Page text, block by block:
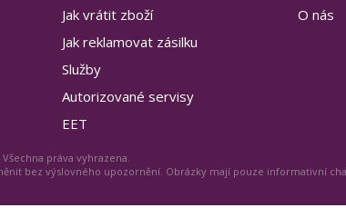
Jak vrátit zboží
Jak reklamovat zásilku
Služby
Autorizované servisy
EET
O nás
práva vyhrazena.
bez výslovného upozornění. Obrázky mají pouze informativní